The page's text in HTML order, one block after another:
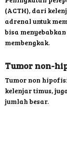
(ACTH), dari
adrenal untuk
bisa
membengkak.
Tumor non-
Tumor non
kelenjar timus,
jumlah besar.